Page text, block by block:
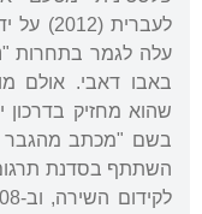
עלה לגמר בתחרות
באבו דאבי. אולם
שהוא מחזיק
השתתף בסדנת